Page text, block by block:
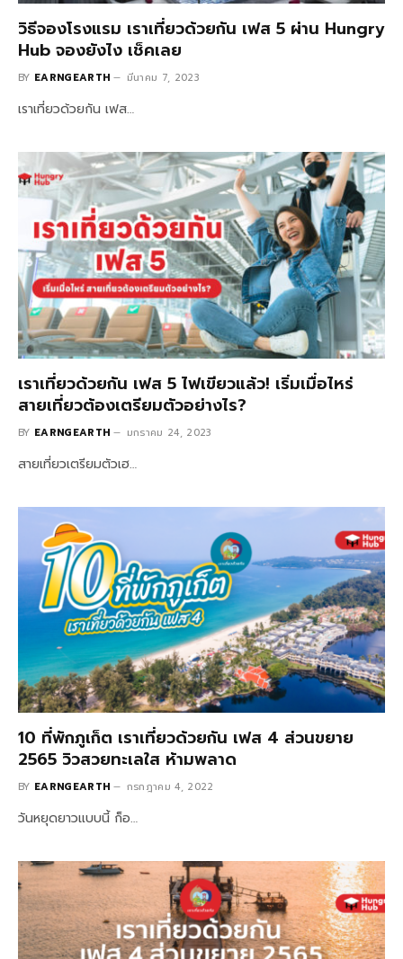
วิธีจองโรงแรม เราเที่ยวด้วยกัน เฟส 5 ผ่าน Hungry
Hub จองยังไง เช็คเลย
BY EARNGEARTH มีนาคม 7, 2023
เราเที่ยวด้วยกัน เฟส…
เราเที่ยวด้วยกัน เฟส 5 ไฟเขียวแล้ว! เริ่มเมื่อไหร่
สายเที่ยวต้องเตรียมตัวอย่างไร?
BY EARNGEARTH มกราคม 24, 2023
สายเที่ยวเตรียมตัวเฮ…
10 ที่พักภูเก็ต เราเที่ยวด้วยกัน เฟส 4 ส่วนขยาย
2565 วิวสวยทะเลใส ห้ามพลาด
BY EARNGEARTH กรกฎาคม 4, 2022
วันหยุดยาวแบบนี้ ก็อ…